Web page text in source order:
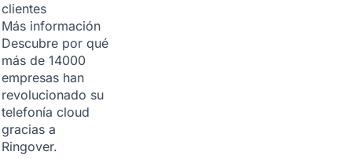
clientes
Más información
Descubre por qué
más de 14000
empresas han
revolucionado su
telefonía cloud
gracias a
Ringover.